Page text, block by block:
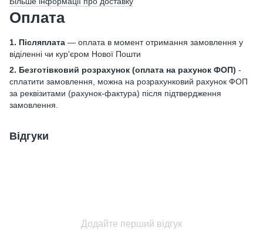
Оплата
1. Післяплата — оплата в момент отримання замовлення у
віділенні чи кур'єром Нової Пошти
2. Безготівковий розрахунок (оплата на рахунок ФОП) -
сплатити замовлення, можна на розрахунковий рахунок ФОП
за реквізитами (рахунок-фактура) після підтвердження
замовлення.
Відгуки
Додайте перший відгук